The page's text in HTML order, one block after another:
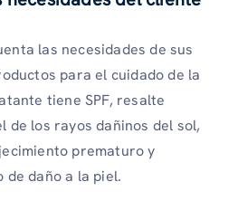
las necesidades de sus
para el cuidado de la
tiene SPF, resalte
de los rayos dañinos del sol,
prematuro y
de daño a la piel.